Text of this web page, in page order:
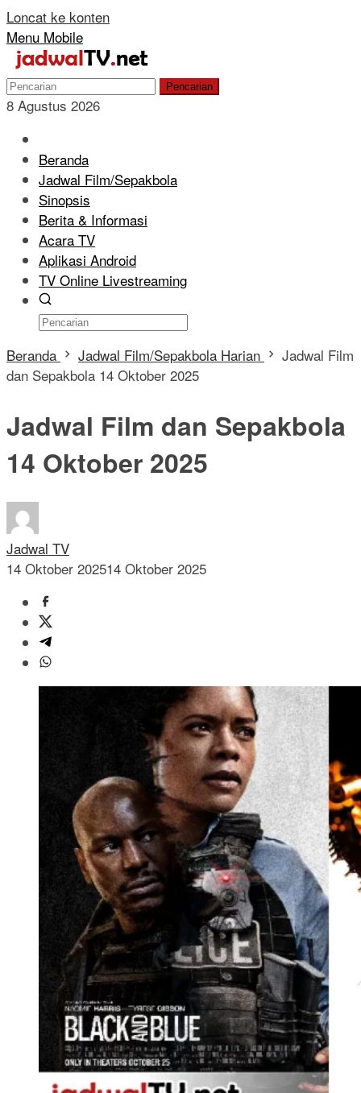
Loncat ke konten
Menu Mobile
Pencarian
8 Agustus 2026
Beranda
Jadwal Film/Sepakbola
Sinopsis
Berita & Informasi
Acara TV
Aplikasi Android
TV Online Livestreaming
Beranda Jadwal Film/Sepakbola Harian
Jadwal Film
dan Sepakbola 14 Oktober 2025
Jadwal Film dan Sepakbola
14 Oktober 2025
Jadwal TV
14 Oktober 202514 Oktober 2025